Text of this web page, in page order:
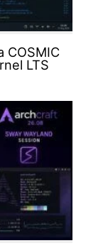
COSMIC
LTS